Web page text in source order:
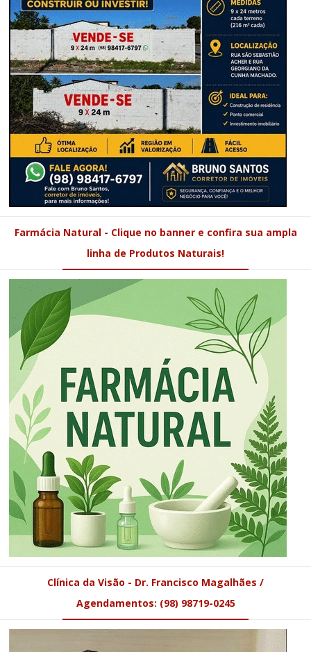
Farmácia Natural - Clique no banner e confira sua ampla
linha de Produtos Naturais!
Clínica da Visão - Dr. Francisco Magalhães /
Agendamentos: (98) 98719-0245